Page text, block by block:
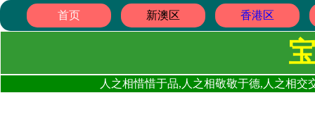
首页 新澳区 香港区
人之相惜惜于品,人之相敬敬于德,人之相